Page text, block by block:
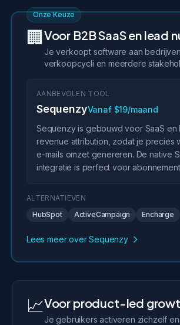
Onze Keuze
🏢 Voor B2B SaaS en lead
Je verkoopt software aan
verkoopcycli en meerdere
AANBEVOLEN TOOL
SequenzyVanaf $19/maand
Sequenzy is gebouwd voor SaaS en
revenue attribution, zodat je precies
e-mails omzet genereren. De native
integratie is perfect voor
ALTERNATIEVEN
HubSpot
ActiveCampaign Encharge
Lees meer over Sequenzy
📈Voor product-led
Je gebruikers activeren zichzelf